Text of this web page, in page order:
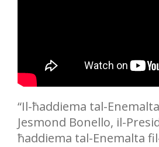
“Il-ħaddiema tal-
Jesmond Bonello, il-
ħaddiema tal-Enemalta